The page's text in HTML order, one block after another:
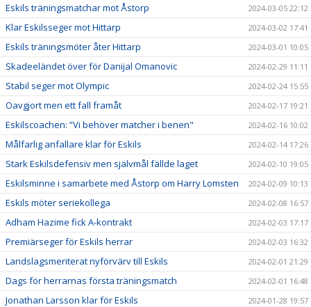
Eskils träningsmatchar mot Åstorp 2024-03-05 22:12
Klar Eskilsseger mot Hittarp 2024-03-02 17:41
Eskils träningsmöter åter Hittarp 2024-03-01 10:05
Skadeeländet över för Danijal Omanovic 2024-02-29 11:11
Stabil seger mot Olympic 2024-02-24 15:55
Oavgjort men ett fall framåt 2024-02-17 19:21
Eskilscoachen: ”Vi behöver matcher i benen" 2024-02-16 10:02
Målfarlig anfallare klar för Eskils 2024-02-14 17:26
Stark Eskilsdefensiv men självmål fällde laget 2024-02-10 19:05
Eskilsminne i samarbete med Åstorp om Harry Lomsten 2024-02-09 10:13
Eskils möter seriekollega 2024-02-08 16:57
Adham Hazime fick A-kontrakt 2024-02-03 17:17
Premiärseger för Eskils herrar 2024-02-03 16:32
Landslagsmeriterat nyförvärv till Eskils 2024-02-01 21:29
Dags för herrarnas första träningsmatch 2024-02-01 16:48
Jonathan Larsson klar för Eskils 2024-01-28 19:57